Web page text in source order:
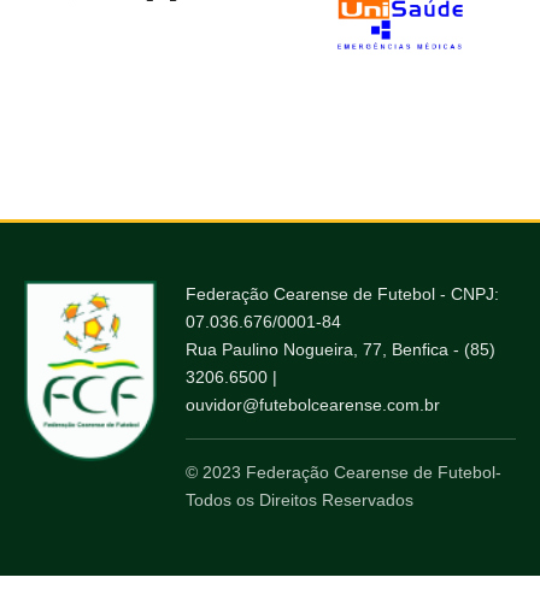
Federação Cearense de Futebol - CNPJ:
07.036.676/0001-84
Rua Paulino Nogueira, 77, Benfica - (85)
3206.6500 |
ouvidor@futebolcearense.com.br
© 2023 Federação Cearense de Futebol-
Todos os Direitos Reservados